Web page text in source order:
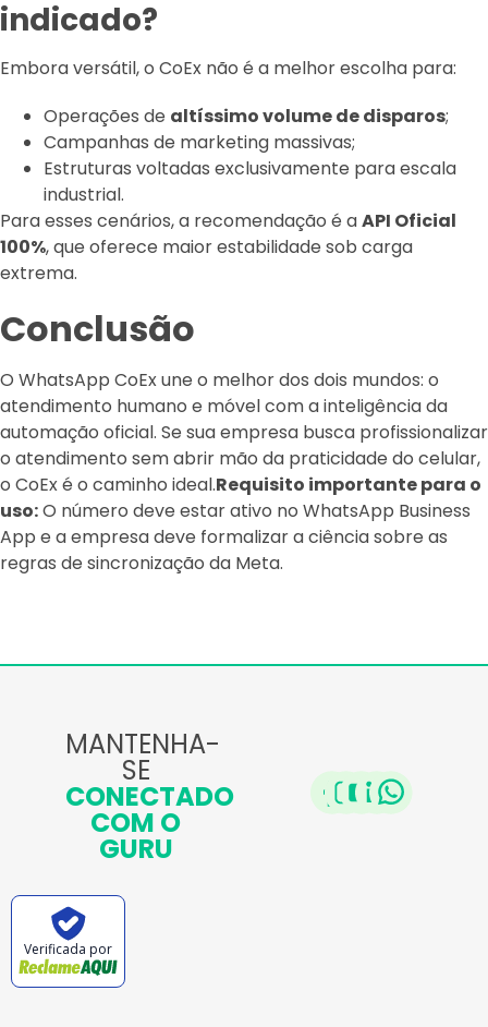
indicado?
Embora versátil, o CoEx não é a melhor escolha para:
Operações de altíssimo volume de disparos;
Campanhas de marketing massivas;
Estruturas voltadas exclusivamente para escala
industrial.
Para esses cenários, a recomendação é aAPI Oficial
100%, que oferece maior estabilidade sob carga
extrema.
Conclusão
O WhatsApp CoEx une o melhor dos dois mundos: o
atendimento humano e móvel com a inteligência da
automação oficial. Se sua empresa busca profissionalizar
o atendimento sem abrir mão da praticidade do celular,
o CoEx é o caminho ideal.Requisito importante para o
uso:O número deve estar ativo no WhatsApp Business
App e a empresa deve formalizar a ciência sobre as
regras de sincronização da Meta.
MANTENHA-
SE
CONECTADO
COM O
GURU
Verificada por